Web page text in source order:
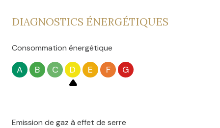
Pour en savoir plus : Contactez Mr David Sobieraj,
Agent Commercial indépendant enregistré au RSAC de
pour le compte de l'agence La Pépite Immobilier.
DIAGNOSTICS ÉNERGÉTIQUES
Consommation énergétique
A B C D E F G
Emission de gaz à effet de serre